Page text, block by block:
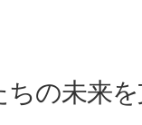
の未来